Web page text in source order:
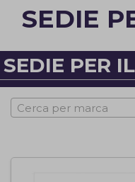
SEDIE
SEDIE PER
Cerca per marca